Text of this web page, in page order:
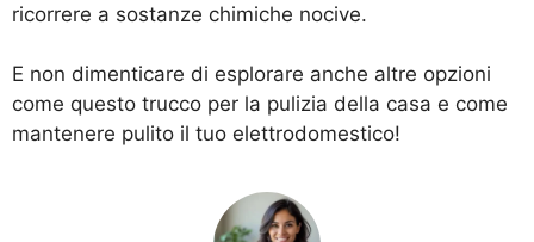
ricorrere a sostanze chimiche nocive.
E non dimenticare di esplorare anche altre opzioni
come questo trucco per la pulizia della casa e come
mantenere pulito il tuo elettrodomestico!